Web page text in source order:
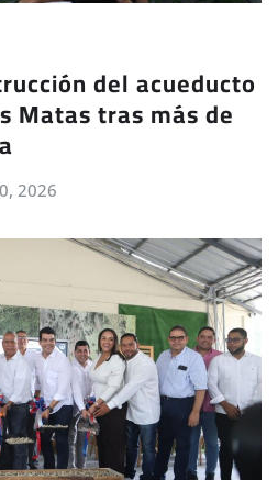
del acueducto
Matas tras más de
2026